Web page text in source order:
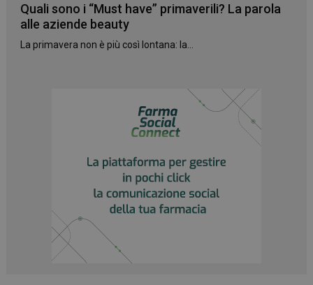
Quali sono i “Must have” primaverili? La parola
alle aziende beauty
La primavera non è più così lontana: la...